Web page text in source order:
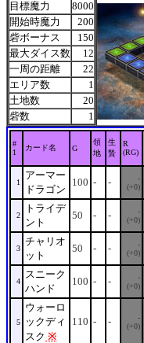
目標魔力
8000
開始時魔力
200
砦ボーナス
150
最大ダイス数
12
一周の距離
22
エリア数
1
土地数
20
砦数
1
#
1
カード名 G
領
地
生
贄
R
(RG)
1
アーマー
ドラゴン
100 - -
-
(+0)
2
トライデ
ント
50 - -
-
(+0)
3
チャリオ
ット
50 - -
-
(+0)
4
スニーク
ハンド
100 - -
-
(+0)
5
ウォーロ
ックディ
スク ※
110 - -
-
(+0)